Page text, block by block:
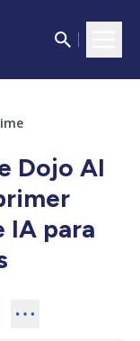
Dojo AI
IA para